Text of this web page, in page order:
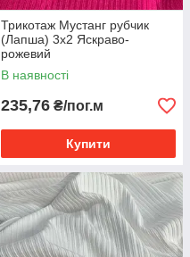
Трикотаж Мустанг рубчик
(Лапша) 3x2 Яскраво-
рожевий
В наявності
235,76 ₴/пог.м
Купити